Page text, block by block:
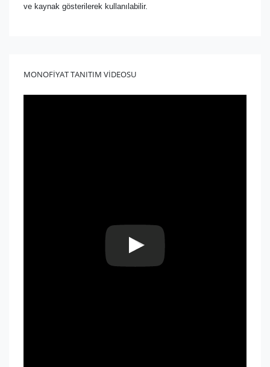
ve kaynak gösterilerek kullanılabilir.
MONOFİYAT TANITIM VİDEOSU